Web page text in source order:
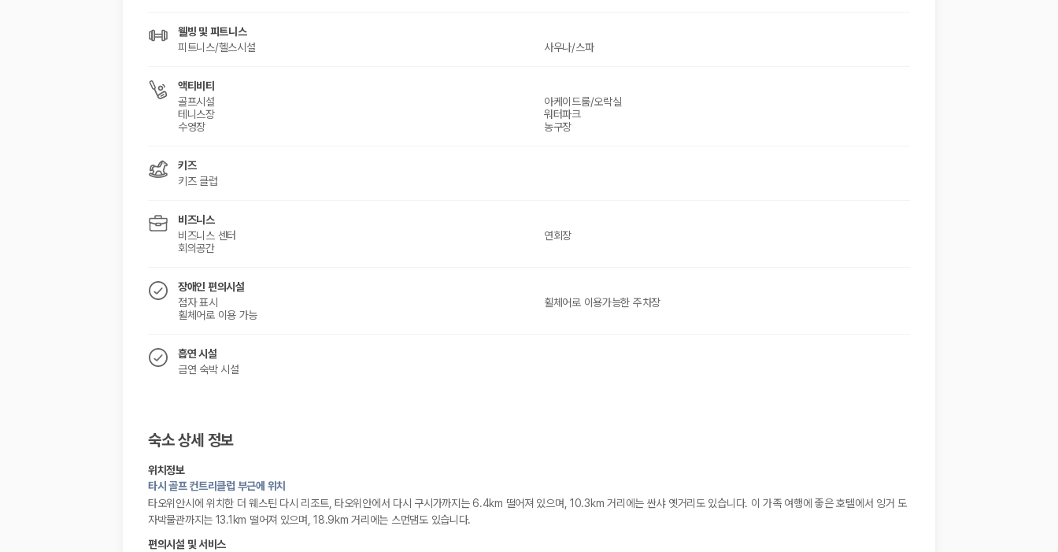
웰빙 및 피트니스
피트니스/헬스시설
사우나/스파
액티비티
골프시설
아케이드룸/오락실
테니스장
워터파크
수영장
농구장
키즈
키즈 클럽
비즈니스
비즈니스 센터
연회장
회의공간
장애인 편의시설
점자 표시
휠체어로 이용가능한 주차장
휠체어로 이용 가능
흡연 시설
금연 숙박 시설
숙소 상세 정보
위치정보
타시 골프 컨트리클럽 부근에 위치
타오위안시에 위치한 더 웨스틴 다시 리조트, 타오위안에서 다시 구시가까지는 6.4km 떨어져 있으며, 10.3km 거리에는 싼샤 옛거리도 있습니다. 이 가족 여행에 좋은 호텔에서 잉거 도
자박물관까지는 13.1km 떨어져 있으며, 18.9km 거리에는 스먼댐도 있습니다.
편의시설 및 서비스